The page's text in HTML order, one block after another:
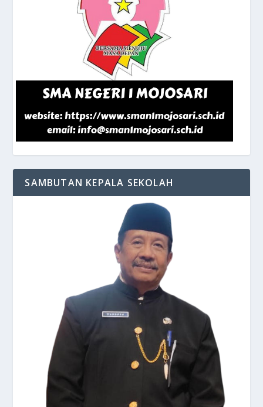
SAMBUTAN KEPALA SEKOLAH